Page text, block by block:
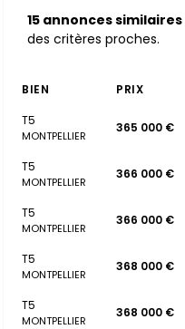
15 annonces similaires
des critères proches.
BIEN PRIX
T5
MONTPELLIER
365 000 €
T5
MONTPELLIER
366 000 €
T5
MONTPELLIER
366 000 €
T5
MONTPELLIER
368 000 €
T5
MONTPELLIER
368 000 €